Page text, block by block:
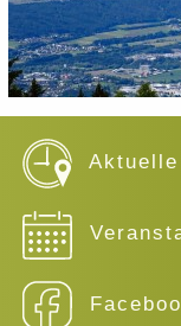
Aktuelle